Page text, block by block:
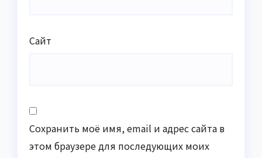
Сайт
Сохранить моё имя, email и адрес сайта в
этом браузере для последующих моих